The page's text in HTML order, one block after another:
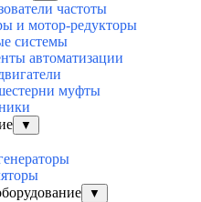
частоты
и мотор-редукторы
системы
автоматизации
муфты
▼
▼